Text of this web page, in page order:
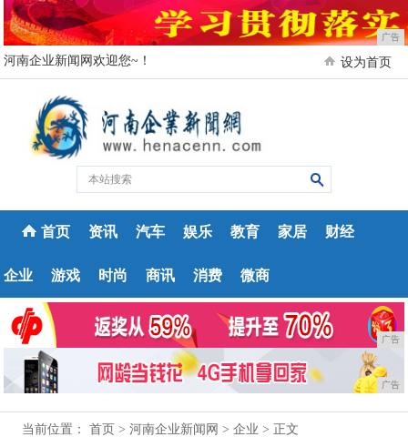
广告
河南企业新闻网欢迎您~！ 设为首页
首页 资讯 汽车 娱乐 教育 家居 财经
企业 游戏 时尚 商讯 消费 微商
广告
广告
当前位置：首页 >河南企业新闻网 >企业 > 正文